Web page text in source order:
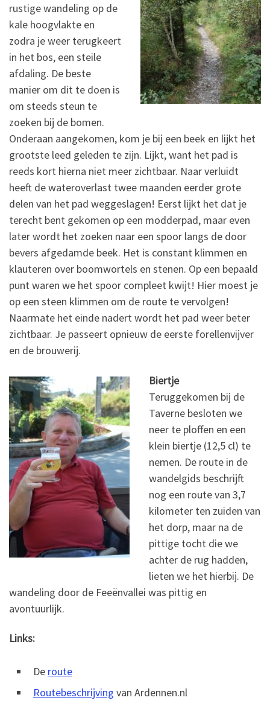
rustige wandeling op de
kale hoogvlakte en
zodra je weer terugkeert
in het bos, een steile
afdaling. De beste
manier om dit te doen is
om steeds steun te
zoeken bij de bomen.
Onderaan aangekomen, kom je bij een beek en lijkt het
grootste leed geleden te zijn. Lijkt, want het pad is
reeds kort hierna niet meer zichtbaar. Naar verluidt
heeft de wateroverlast twee maanden eerder grote
delen van het pad weggeslagen! Eerst lijkt het dat je
terecht bent gekomen op een modderpad, maar even
later wordt het zoeken naar een spoor langs de door
bevers afgedamde beek. Het is constant klimmen en
klauteren over boomwortels en stenen. Op een bepaald
punt waren we het spoor compleet kwijt! Hier moest je
op een steen klimmen om de route te vervolgen!
Naarmate het einde nadert wordt het pad weer beter
zichtbaar. Je passeert opnieuw de eerste forellenvijver
en de brouwerij.
Biertje
Teruggekomen bij de
Taverne besloten we
neer te ploffen en een
klein biertje (12,5 cl) te
nemen. De route in de
wandelgids beschrijft
nog een route van 3,7
kilometer ten zuiden van
het dorp, maar na de
pittige tocht die we
achter de rug hadden,
lieten we het hierbij. De
wandeling door de Feeënvallei was pittig en
avontuurlijk.
Links:
De route
Routebeschrijving van Ardennen.nl